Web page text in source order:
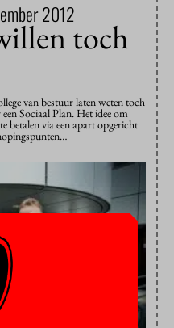
2012
toch
van bestuur laten weten toch
Sociaal Plan. Het idee om
betalen via een apart opgericht